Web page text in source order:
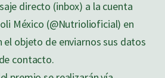
directo (inbox) a la cuenta
México (@Nutriolioficial) en
el objeto de enviarnos sus datos
contacto.